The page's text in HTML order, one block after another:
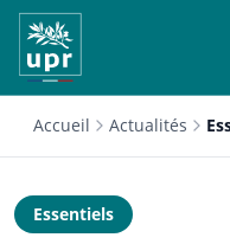
Accueil Actualités
Essentiels